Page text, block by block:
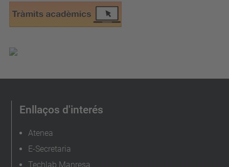
Enllaços d'interés
Atenea
E-Secretaria
Techlab Manresa